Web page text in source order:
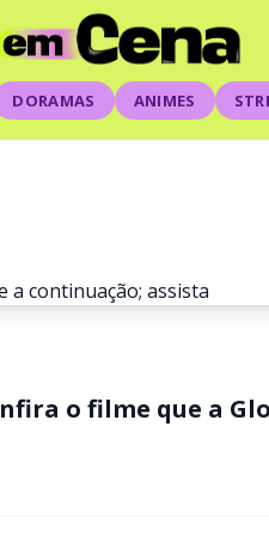
DORAMAS ANIMES
5? Novo
o filme que a